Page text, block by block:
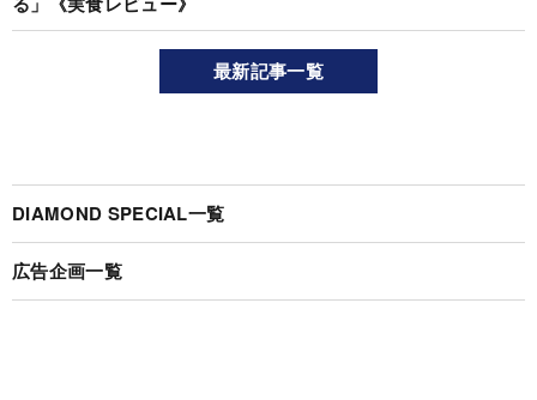
最新記事一覧
DIAMOND SPECIAL一覧
広告企画一覧